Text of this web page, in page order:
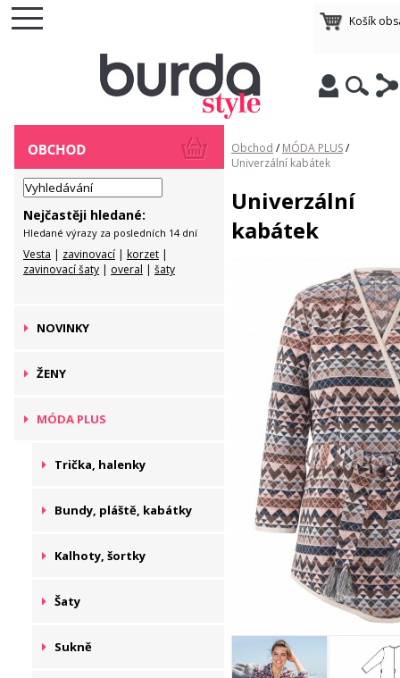
Košík
Nejčastěji hledané:
Hledané výrazy za posledních 14 dní
Vesta | zavinovací | korzet |
zavinovací šaty | overal | šaty
NOVINKY
ŽENY
MÓDA PLUS
Trička, halenky
Bundy, pláště, kabátky
Kalhoty, šortky
Šaty
Sukně
Obchod / MÓDA PLUS/
Univerzální kabátek
Univerzální
kabátek